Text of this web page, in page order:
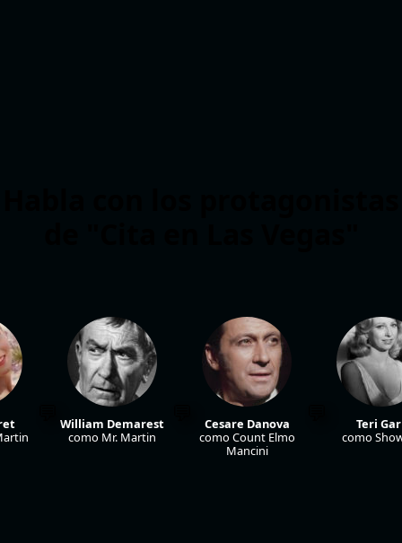
William Demarest
como Mr. Martin
Cesare Danova
como Count Elmo
Mancini
Teri
como